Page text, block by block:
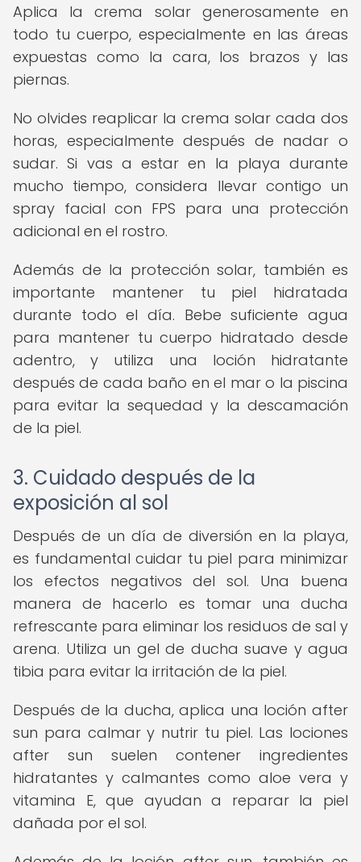
Aplica la crema solar generosamente en
todo tu cuerpo, especialmente en las áreas
expuestas como la cara, los brazos y las
piernas.
No olvides reaplicar la crema solar cada dos
horas, especialmente después de nadar o
sudar. Si vas a estar en la playa durante
mucho tiempo, considera llevar contigo un
spray facial con FPS para una protección
adicional en el rostro.
Además de la protección solar, también es
importante mantener tu piel hidratada
durante todo el día. Bebe suficiente agua
para mantener tu cuerpo hidratado desde
adentro, y utiliza una loción hidratante
después de cada baño en el mar o la piscina
para evitar la sequedad y la descamación
de la piel.
3. Cuidado después de la
exposición al sol
Después de un día de diversión en la playa,
es fundamental cuidar tu piel para minimizar
los efectos negativos del sol. Una buena
manera de hacerlo es tomar una ducha
refrescante para eliminar los residuos de sal y
arena. Utiliza un gel de ducha suave y agua
tibia para evitar la irritación de la piel.
Después de la ducha, aplica una loción after
sun para calmar y nutrir tu piel. Las lociones
after sun suelen contener ingredientes
hidratantes y calmantes como aloe vera y
vitamina E, que ayudan a reparar la piel
dañada por el sol.